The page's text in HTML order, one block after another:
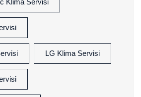
LG Klima Servisi